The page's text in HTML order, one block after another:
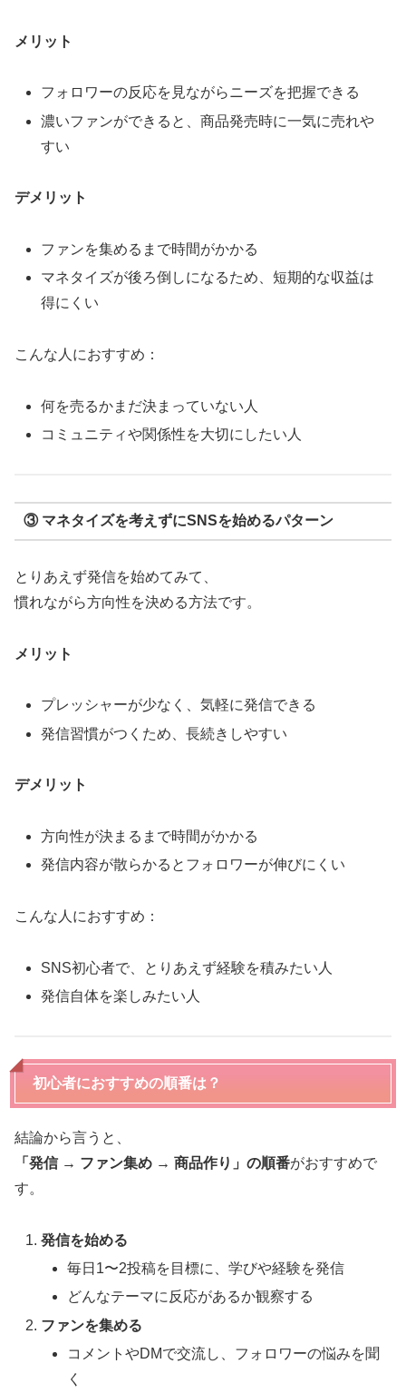
メリット
フォロワーの反応を見ながらニーズを把握できる
濃いファンができると、商品発売時に一気に売れや
すい
デメリット
ファンを集めるまで時間がかかる
マネタイズが後ろ倒しになるため、短期的な収益は
得にくい
こんな人におすすめ：
何を売るかまだ決まっていない人
コミュニティや関係性を大切にしたい人
③ マネタイズを考えずにSNSを始めるパターン
とりあえず発信を始めてみて、
慣れながら方向性を決める方法です。
メリット
プレッシャーが少なく、気軽に発信できる
発信習慣がつくため、長続きしやすい
デメリット
方向性が決まるまで時間がかかる
発信内容が散らかるとフォロワーが伸びにくい
こんな人におすすめ：
SNS初心者で、とりあえず経験を積みたい人
発信自体を楽しみたい人
初心者におすすめの順番は？
結論から言うと、
「発信 → ファン集め → 商品作り」の順番がおすすめで
す。
発信を始める
毎日1〜2投稿を目標に、学びや経験を発信
どんなテーマに反応があるか観察する
ファンを集める
コメントやDMで交流し、フォロワーの悩みを聞
く